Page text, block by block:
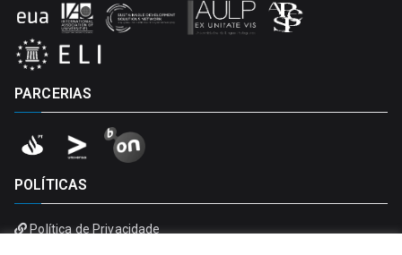
PARCERIAS
POLÍTICAS
Política de Privacidade